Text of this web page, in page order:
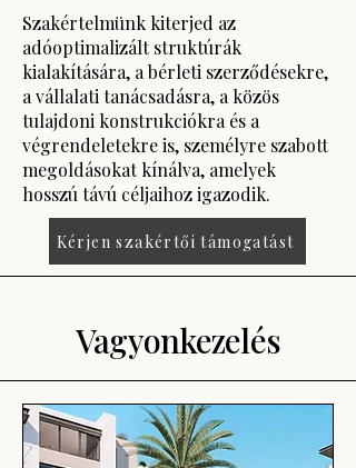
Szakértelmünk kiterjed az
adóoptimalizált struktúrák
kialakítására, a bérleti szerződésekre,
a vállalati tanácsadásra, a közös
tulajdoni konstrukciókra és a
végrendeletekre is, személyre szabott
megoldásokat kínálva, amelyek
hosszú távú céljaihoz igazodik.
Kérjen szakértői támogatást
Vagyonkezelés